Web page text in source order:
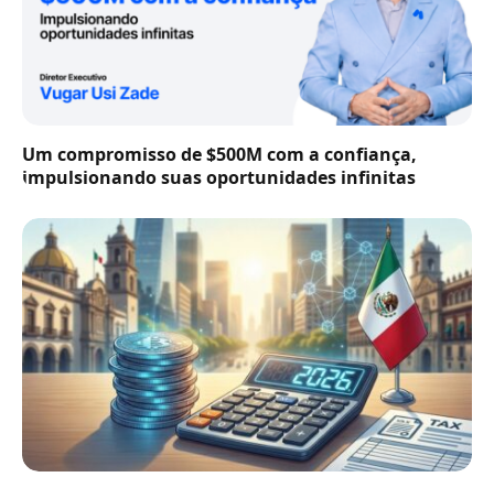
Um compromisso de $500M com a confiança,
impulsionando suas oportunidades infinitas